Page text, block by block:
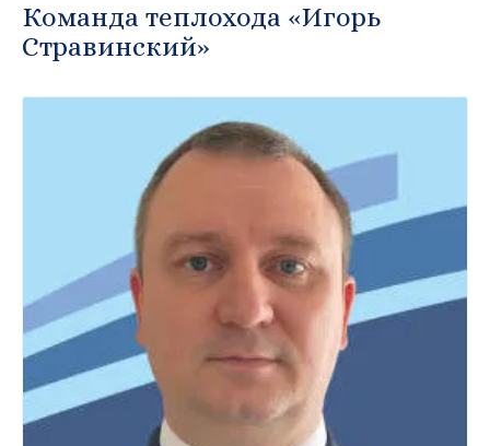
Команда теплохода «Игорь
Стравинский»